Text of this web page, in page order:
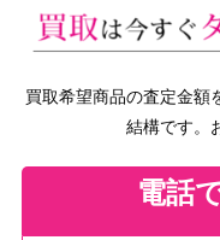
買取希望商品の査定金額
結構です。
電話